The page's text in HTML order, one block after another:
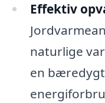
Effektiv
naturlige
en